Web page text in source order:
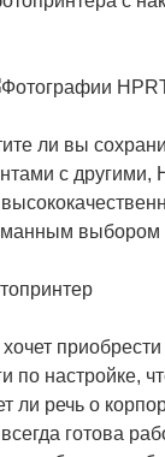
ли вы
с другими,
хочет
по настройке,
ли речь о
готова